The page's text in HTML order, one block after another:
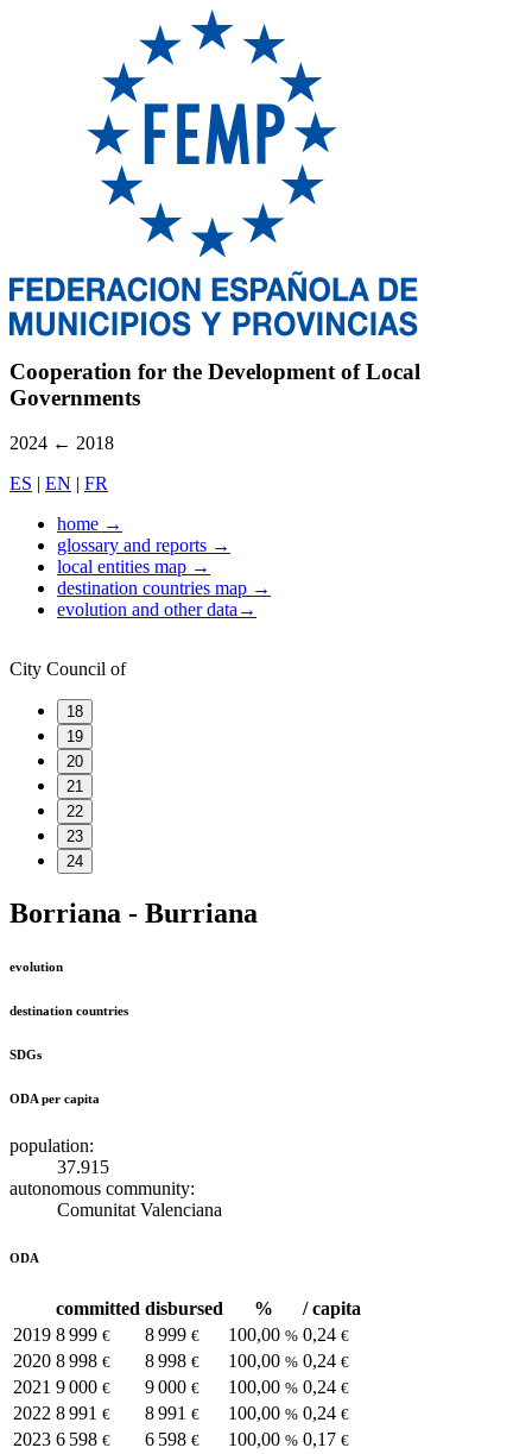
Cooperation for the Development of Local
Governments
2024 ← 2018
ES | EN | FR
home →
glossary and reports →
local entities map →
destination countries map →
evolution and other data→
City Council of
18
19
20
21
22
23
24
Borriana - Burriana
evolution
destination countries
SDGs
ODA per capita
population:
37.915
autonomous community:
Comunitat Valenciana
ODA
committed disbursed %
/ capita
2019 8 999 € 8 999 € 100,00 % 0,24 €
2020 8 998 € 8 998 € 100,00 % 0,24 €
2021 9 000 € 9 000 € 100,00 % 0,24 €
2022 8 991 € 8 991 € 100,00 % 0,24 €
2023 6 598 € 6 598 € 100,00 % 0,17 €